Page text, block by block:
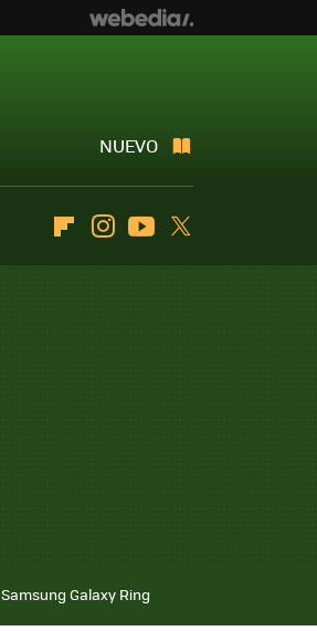
NUEVO
FlipboardInstagramYoutube
Samsung Galaxy Ring